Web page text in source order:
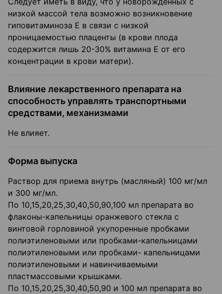
низкой массой тела возможно возникновение
гиповитаминоза Е в связи с низкой
проницаемостью плаценты (в крови плода
содержится лишь 20-30% витамина Е от его
концентрации в крови матери).
Влияние лекарственного препарата на
способность управлять транспортными
средствами, механизмами
Не влияет.
Форма выпуска
Раствор для приема внутрь (масляный) 100 мг/мл
и 300 мг/мл.
По 10,15,20,25,30,40,50,90,100 мл препарата во
флаконы-капельницы оранжевого стекла с
винтовой горловиной укупоренные пробками
полиэтиленовыми или пробками-капельницами
полиэтиленовыми или пробками- капельницами
полиэтиленовыми и навинчиваемыми
пластмассовыми крышками.
По 10,15,20,25,30,40,50,90 и 100 мл препарата во